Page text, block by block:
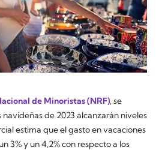
de Minoristas (NRF), se
de 2023 alcanzarán niveles
estima que el gasto en vacaciones
3% y un 4,2% con respecto a los